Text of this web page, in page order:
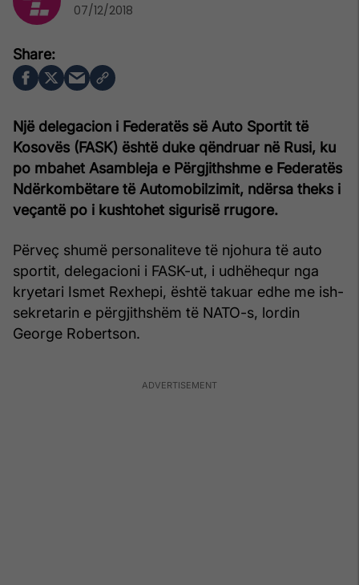
Një delegacion i Federatës së Auto Sportit të
Kosovës (FASK) është duke qëndruar në Rusi, ku
po mbahet Asambleja e Përgjithshme e Federatës
Ndërkombëtare të Automobilzimit, ndërsa theks i
veçantë po i kushtohet sigurisë rrugore.
Përveç shumë personaliteve të njohura të auto
sportit, delegacioni i FASK-ut, i udhëhequr nga
kryetari Ismet Rexhepi, është takuar edhe me ish-
sekretarin e përgjithshëm të NATO-s, lordin
George Robertson.
07/12/2018